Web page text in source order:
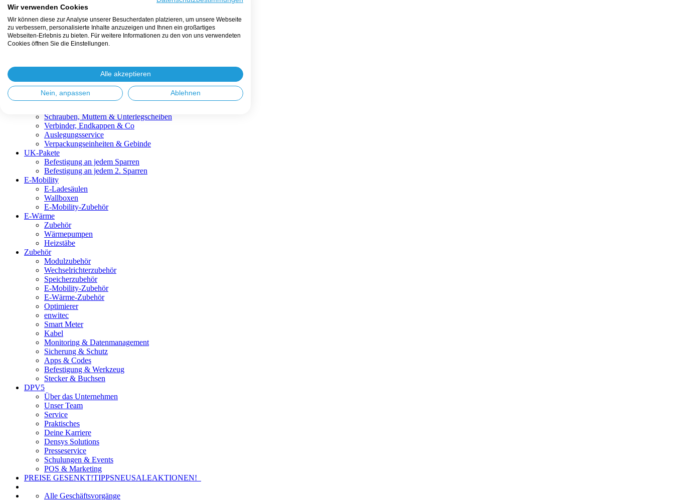
mit Hochvoltspeicher
HEMS-fähige Speicherpakete
mit Niedervoltspeicher
Unterkonstruktion
Aufständerung
Fassadenlösungen
Kabelmanagement
Metalldachplatten
Modulklemmen
Schrauben, Muttern & Unterlegscheiben
Verbinder, Endkappen & Co
Auslegungsservice
Verpackungseinheiten & Gebinde
UK-Pakete
Befestigung an jedem Sparren
Befestigung an jedem 2. Sparren
E-Mobility
E-Ladesäulen
Wallboxen
E-Mobility-Zubehör
E-Wärme
Zubehör
Wärmepumpen
Heizstäbe
Zubehör
Modulzubehör
Wechselrichterzubehör
Speicherzubehör
E-Mobility-Zubehör
E-Wärme-Zubehör
Optimierer
enwitec
Smart Meter
Kabel
Monitoring & Datenmanagement
Sicherung & Schutz
Apps & Codes
Befestigung & Werkzeug
Stecker & Buchsen
DPV5
Über das Unternehmen
Unser Team
Service
Praktisches
Deine Karriere
Densys Solutions
Presseservice
Schulungen & Events
POS & Marketing
PREISE GESENKT!TIPPSNEUSALEAKTIONEN!
Alle Geschäftsvorgänge
Wir verwenden Cookies
Wir können diese zur Analyse unserer Besucherdaten platzieren, um unsere Webseite
zu verbessern, personalisierte Inhalte anzuzeigen und Ihnen ein großartiges
Webseiten-Erlebnis zu bieten. Für weitere Informationen zu den von uns verwendeten
Cookies öffnen Sie die Einstellungen.
Alle akzeptieren
Nein, anpassen Ablehnen